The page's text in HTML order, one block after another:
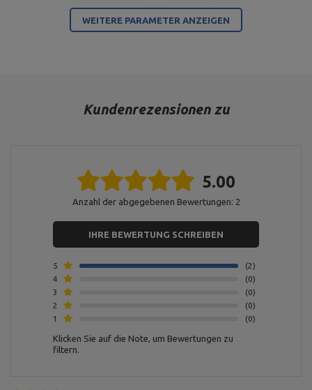
cm,
Gewicht: 13,8 kg,
Material: Stahl,
Für dieses Produkt verantwortliche Stelle in der EU
serwis@marbosport.eu
WEITERE PARAMETER ANZEIGEN
Kundenrezensionen zu
5.00
Anzahl der abgegebenen Bewertungen: 2
IHRE BEWERTUNG SCHREIBEN
5
2
4
0
3
0
2
0
1
0
Klicken Sie auf die Note, um Bewertungen zu
filtern.